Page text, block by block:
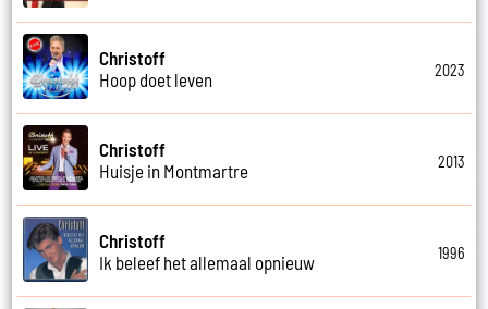
Christoff
Hoop doet leven
2023
Christoff
Huisje in Montmartre
2013
Christoff
Ik beleef het allemaal opnieuw
1996